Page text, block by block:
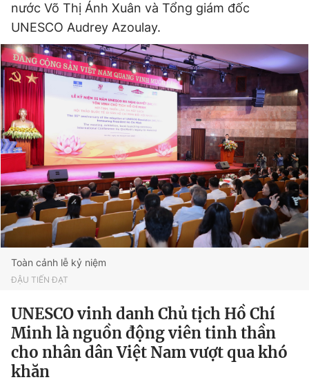
Hotline
0906 645 777
Liên hệ quảng cáo
0908 780 404
Đặt báo Quảng cáo RSS Tòa soạn Chính sách bảo
Tổng biên tập: Nguyễn Ngọc Toàn
Phó tổng biên tập thường trực: Hải Thành
Phó tổng biên tập: Lâm Hiếu Dũng
Phó tổng biên tập: Trần Việt Hưng
Tổng thư ký tòa soạn: Đức Trung
Giấy phép xuất bản số 110/GP - BTTTT cấp ngày 24.3.2020
© 2003-2026 Bản quyền thuộc về Báo Thanh Niên. Cấm sao
chép dưới mọi hình thức nếu không có sự chấp thuận bằng văn
bản. Phát triển bởi ePi Technologies, JSC.
nước Võ Thị Ánh Xuân và Tổng giám đốc
UNESCO Audrey Azoulay.
Toàn cảnh lễ kỷ niệm
ĐẬU TIẾN ĐẠT
UNESCO vinh danh Chủ tịch Hồ Chí
Minh là nguồn động viên tinh thần
cho nhân dân Việt Nam vượt qua khó
khăn